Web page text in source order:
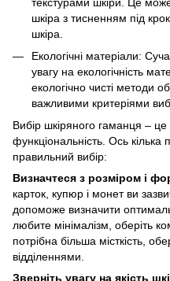
шкіра з тисненням під
шкіра.
Екологічні матеріали:
увагу на екологічність
екологічно чисті методи
важливими критеріями
Вибір шкіряного гаманця –
функціональність. Ось
правильний вибір:
Визначтеся з розміром і
карток, купюр і монет ви
допоможе визначити
любите мінімалізм, оберіть
потрібна більша місткість,
відділеннями.
Зверніть увагу на якість